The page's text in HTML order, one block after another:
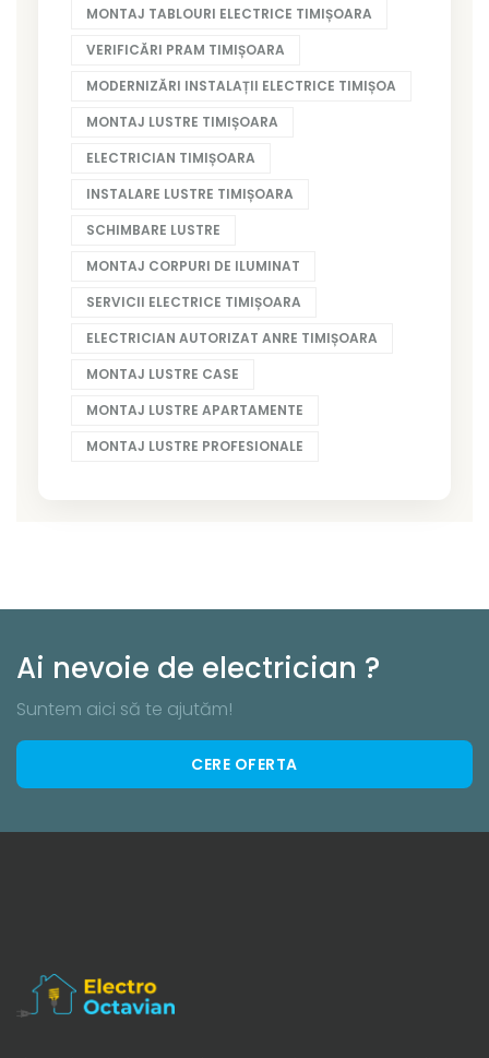
MONTAJ TABLOURI ELECTRICE TIMIȘOARA
VERIFICĂRI PRAM TIMIȘOARA
MODERNIZĂRI INSTALAȚII ELECTRICE TIMIȘOA
MONTAJ LUSTRE TIMIȘOARA
ELECTRICIAN TIMIȘOARA
INSTALARE LUSTRE TIMIȘOARA
SCHIMBARE LUSTRE
MONTAJ CORPURI DE ILUMINAT
SERVICII ELECTRICE TIMIȘOARA
ELECTRICIAN AUTORIZAT ANRE TIMIȘOARA
MONTAJ LUSTRE CASE
MONTAJ LUSTRE APARTAMENTE
MONTAJ LUSTRE PROFESIONALE
Ai nevoie de electrician ?
Suntem aici să te ajutăm!
CERE OFERTA